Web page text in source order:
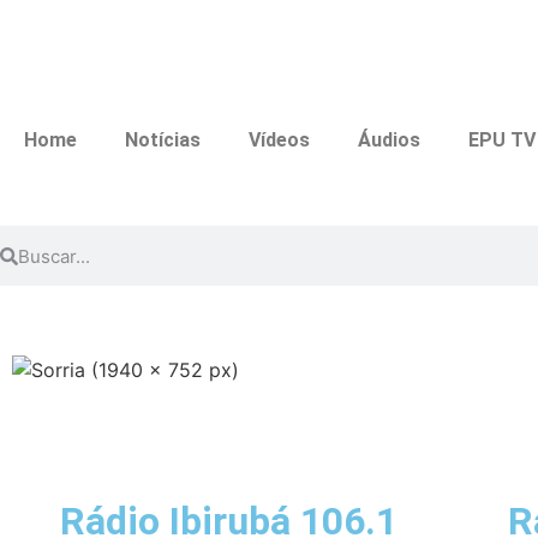
Home Notícias Vídeos Áudios EPU TV
Rádio Ibirubá 106.1